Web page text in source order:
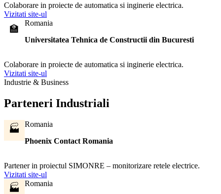
Colaborare in proiecte de automatica si inginerie electrica.
Vizitati site-ul
🏫
Romania
Universitatea Tehnica de Constructii din Bucuresti
Colaborare in proiecte de automatica si inginerie electrica.
Vizitati site-ul
Industrie & Business
Parteneri Industriali
🏭
Romania
Phoenix Contact Romania
Partener in proiectul SIMONRE – monitorizare retele electrice.
Vizitati site-ul
🏭
Romania